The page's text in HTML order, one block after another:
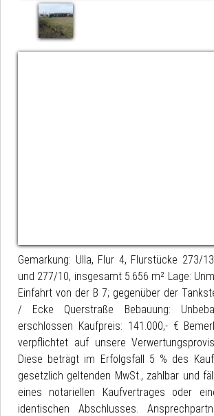
Gemarkung: Ulla, Flur 4, Flurstücke 273/
und 277/10, insgesamt 5.656 m² Lage:
Einfahrt von der B 7; gegenüber der
/ Ecke Querstraße Bebauung:
erschlossen Kaufpreis: 141.000,- €
verpflichtet auf unsere
Diese beträgt im Erfolgsfall 5 % des
gesetzlich geltenden MwSt., zahlbar und
eines notariellen Kaufvertrages oder
identischen Abschlusses.